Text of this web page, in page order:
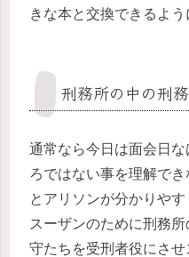
きな本と交換できるよう
刑務所の中の刑
通常なら今日は面会日
ろではない事を理解で
とアリソンが分かりやす
スーザンのために刑務
守たちを受刑者役にさ